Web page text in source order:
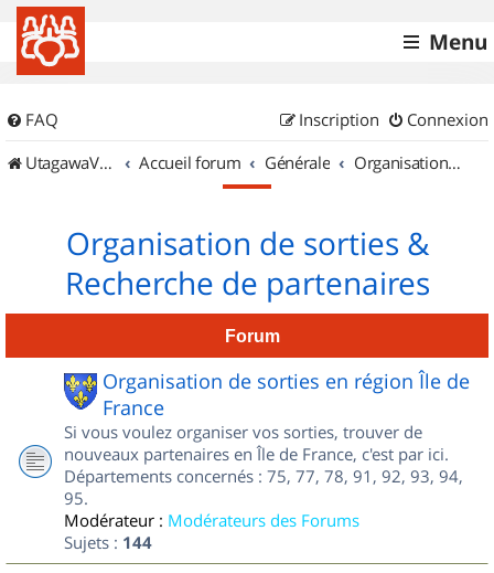
Menu
FAQ Connexion
Inscription
UtagawaVTT (Randos VTT et VTTAE avec traces GPS)
Accueil forum Générale Organisation de sorties & Recherche de partenaires
Organisation de sorties &
Recherche de partenaires
Forum
Organisation de sorties en région Île de
France
Si vous voulez organiser vos sorties, trouver de
nouveaux partenaires en Île de France, c'est par ici.
Départements concernés : 75, 77, 78, 91, 92, 93, 94,
95.
Modérateur : Modérateurs des Forums
Sujets : 144